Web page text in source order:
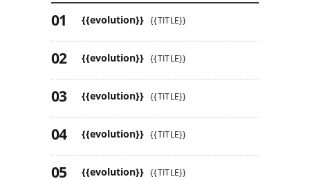
{{evolution}} {{TITLE}}
{{evolution}} {{TITLE}}
{{evolution}} {{TITLE}}
{{evolution}} {{TITLE}}
{{evolution}} {{TITLE}}